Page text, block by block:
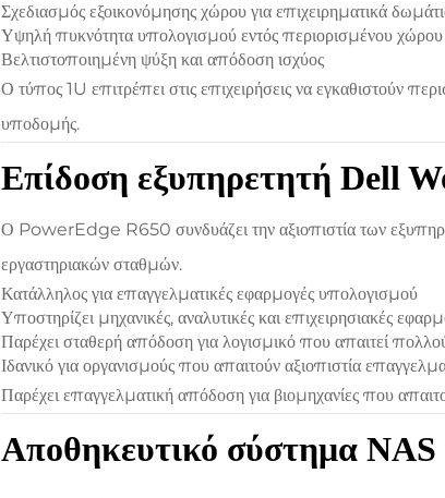
Σχεδιασμός εξοικονόμησης χώρου για επιχειρηματικά
Υψηλή πυκνότητα υπολογισμού εντός περιορισμένου χώρου
Βελτιστοποιημένη ψύξη και απόδοση ισχύος
Ο τύπος 1U επιτρέπει στις επιχειρήσεις να εγκαθιστούν
υποδομής.
Επίδοση εξυπηρετητή Dell
Ο PowerEdge R650 συνδυάζει την αξιοπιστία των
εργαστηριακών σταθμών.
Κατάλληλος για επαγγελματικές εφαρμογές υπολογισμού
Υποστηρίζει μηχανικές, αναλυτικές και επιχειρησιακές
Παρέχει σταθερή απόδοση για λογισμικό που απαιτεί
Ιδανικό για οργανισμούς που απαιτούν αξιοπιστία
Παρέχει επαγγελματική απόδοση για βιομηχανίες που
Αποθηκευτικό σύστημα NAS